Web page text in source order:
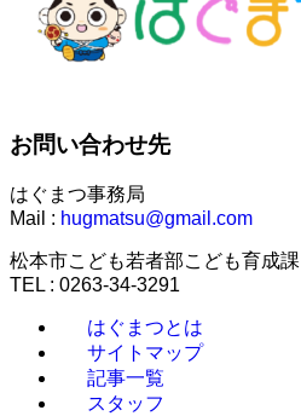
お問い合わせ先
はぐまつ事務局
Mail : hugmatsu@gmail.com
松本市こども若者部こども育成課
TEL : 0263-34-3291
はぐまつとは
サイトマップ
記事一覧
スタッフ